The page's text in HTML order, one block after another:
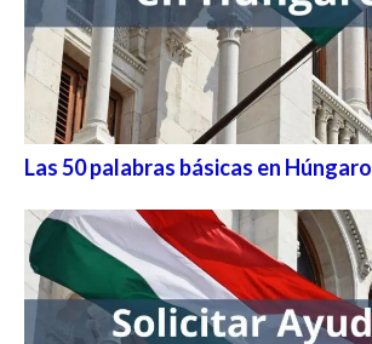
Las 50 palabras básicas en Húngaro